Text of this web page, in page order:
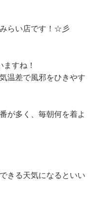
らい店です！☆彡
すね！
温差で風邪をひきやす
が多く、毎朝何を着よ
きる天気になるといい